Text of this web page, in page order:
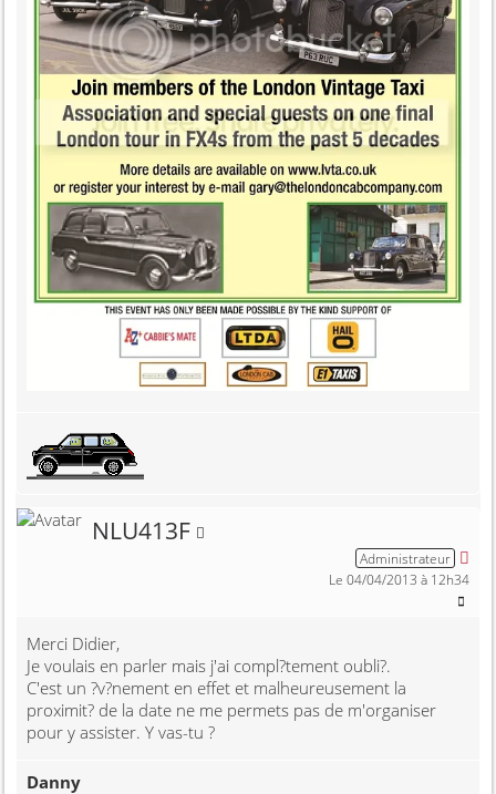
NLU413F
Administrateur
Le 04/04/2013 à 12h34
Merci Didier,
Je voulais en parler mais j'ai compl?tement oubli?.
C'est un ?v?nement en effet et malheureusement la
proximit? de la date ne me permets pas de m'organiser
pour y assister. Y vas-tu ?
Danny